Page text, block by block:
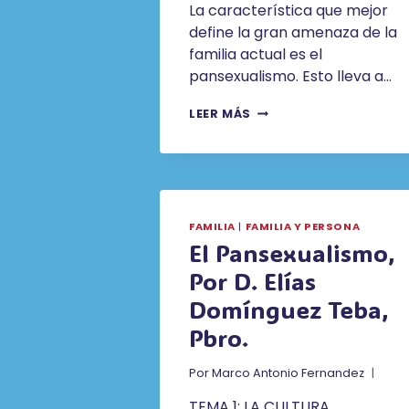
La característica que mejor
define la gran amenaza de la
familia actual es el
pansexualismo. Esto lleva a…
LEER MÁS COMPRENSIÓN
FAMILIA | FAMILIA Y PERSONA
El Pansexualismo,
Por D. Elías
Domínguez Teba,
Pbro.
PorMarco Antonio Fernandez